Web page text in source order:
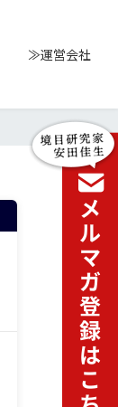
≫運営会社